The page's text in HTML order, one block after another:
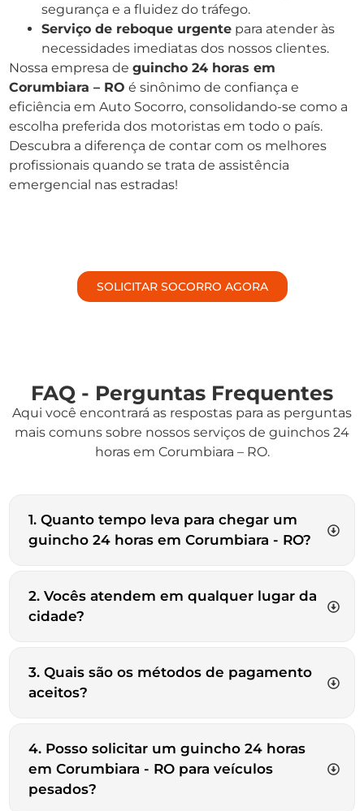
segurança e a fluidez do tráfego.
Serviço de reboque urgente para atender às
necessidades imediatas dos nossos clientes.
Nossa empresa de guincho 24 horas em
Corumbiara – RO é sinônimo de confiança e
eficiência em Auto Socorro, consolidando-se como a
escolha preferida dos motoristas em todo o país.
Descubra a diferença de contar com os melhores
profissionais quando se trata de assistência
emergencial nas estradas!
SOLICITAR SOCORRO AGORA
FAQ - Perguntas Frequentes
Aqui você encontrará as respostas para as perguntas
mais comuns sobre nossos serviços de guinchos 24
horas em Corumbiara – RO.
1. Quanto tempo leva para chegar um
guincho 24 horas em Corumbiara - RO?
2. Vocês atendem em qualquer lugar da
cidade?
3. Quais são os métodos de pagamento
aceitos?
4. Posso solicitar um guincho 24 horas
em Corumbiara - RO para veículos
pesados?